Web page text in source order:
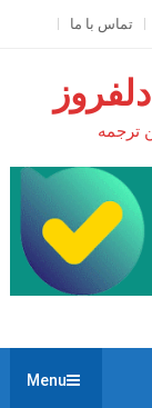
تماس با ما
ترجمه
Menu